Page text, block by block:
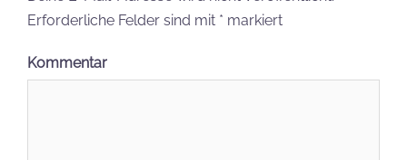
Erforderliche Felder sind mit * markiert
Kommentar